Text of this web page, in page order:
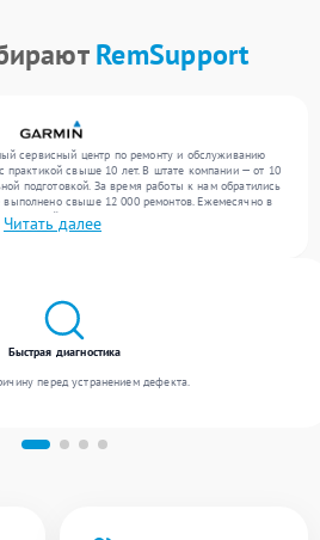
RemSupport
сервисный центр по ремонту и обслуживанию
практикой свыше 10 лет. В штате компании — от 10
подготовкой. За время работы к нам обратились
выполнено свыше 12 000 ремонтов. Ежемесячно в
устройств, включая , , . Мы устраняем поломки
высокий стандарт качества благодаря
Читать далее
Быстрая диагностика
перед устранением дефекта.